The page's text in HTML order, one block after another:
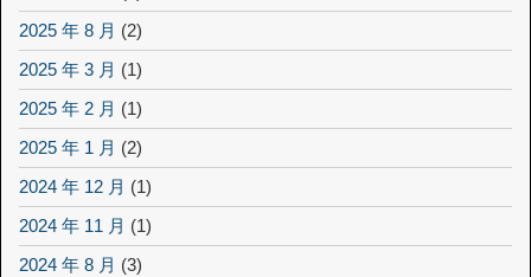
2025 年 8 月 (2)
2025 年 3 月 (1)
2025 年 2 月 (1)
2025 年 1 月 (2)
2024 年 12 月 (1)
2024 年 11 月 (1)
2024 年 8 月 (3)